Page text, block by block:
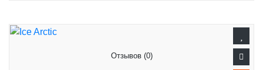
Отзывов (0)